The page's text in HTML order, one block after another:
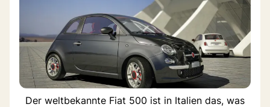
Der weltbekannte Fiat 500 ist in Italien das, was